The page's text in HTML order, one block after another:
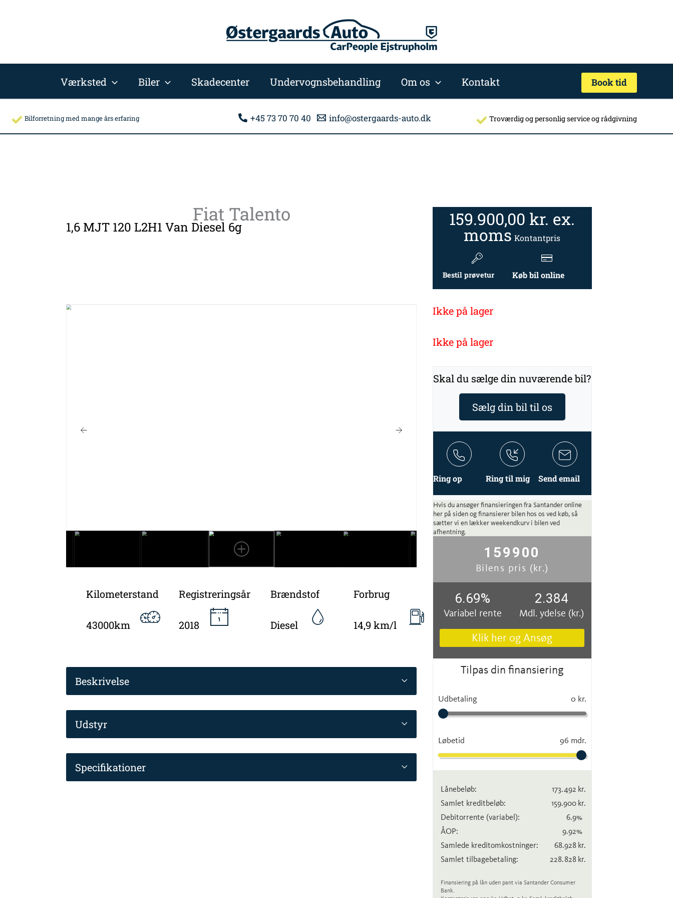
Værksted Biler Skadecenter Undervognsbehandling Om os Kontakt Book tid
Bilforretning med mange års erfaring +45 73 70 70 40 info@ostergaards-auto.dk Troværdig og personlig service og rådgivning
Fiat Talento
1,6 MJT 120 L2H1 Van Diesel 6g 159.900,00 kr. ex.
moms Kontantpris
Bestil prøvetur Køb bil online
Kilometerstand
43000km
Registreringsår
2018
Brændstof
Diesel
Forbrug
14,9 km/l
Beskrivelse
Udstyr
Specifikationer
Ikke på lager
Ikke på lager
Skal du sælge din nuværende bil?
Sælg din bil til os
Ring op Ring til mig Send email
Hvis du ansøger finansieringen fra Santander online
her på siden og finansierer bilen hos os ved køb, så
sætter vi en lækker weekendkurv i bilen ved
afhentning.
159900
Bilens pris (kr.)
6.69%
Variabel rente
2.384
Mdl. ydelse (kr.)
Klik her og Ansøg
Tilpas din finansiering
Udbetaling 0 kr.
Løbetid 96 mdr.
Lånebeløb: 173.492 kr.
Samlet kreditbeløb:
159.900 kr.
Debitorrente (variabel): 6.9%
ÅOP:
9.92%
Samlede kreditomkostninger:
68.928 kr.
Samlet tilbagebetaling:
228.828 kr.
Finansiering på lån uden pant via Santander Consumer
Bank.